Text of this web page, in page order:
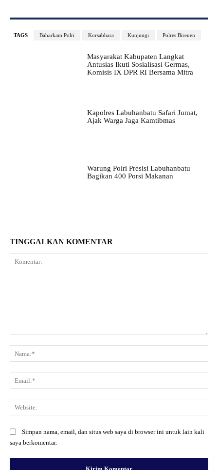
TAGS Baharkam Polri Korsabhara Kunjungi Polres Bireuen
Masyarakat Kabupaten Langkat
Antusias Ikuti Sosialisasi Germas,
Komisis IX DPR RI Bersama Mitra
Kapolres Labuhanbatu Safari Jumat,
Ajak Warga Jaga Kamtibmas
Warung Polri Presisi Labuhanbatu
Bagikan 400 Porsi Makanan
TINGGALKAN KOMENTAR
Simpan nama, email, dan situs web saya di browser ini untuk lain kali
saya berkomentar.